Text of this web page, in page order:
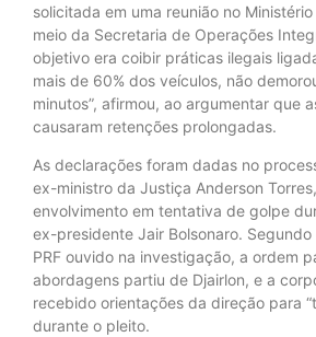
solicitada em uma reunião no
meio da Secretaria de Operações
objetivo era coibir práticas ilegais
mais de 60% dos veículos, não
minutos”, afirmou, ao argumentar que
causaram retenções prolongadas.
As declarações foram dadas no
ex-ministro da Justiça Anderson
envolvimento em tentativa de golpe
ex-presidente Jair Bolsonaro.
PRF ouvido na investigação, a ordem
abordagens partiu de Djairlon, e a
recebido orientações da direção para
durante o pleito.